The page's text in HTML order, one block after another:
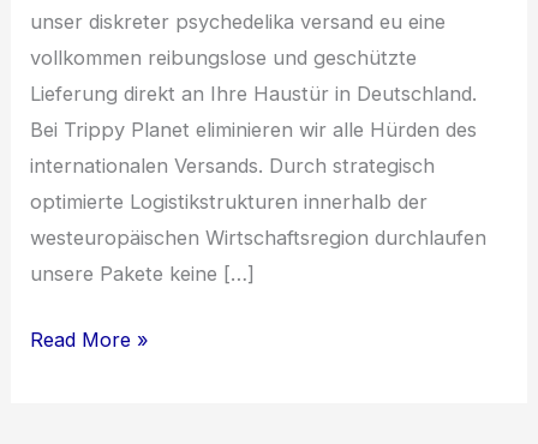
unser diskreter psychedelika versand eu eine
vollkommen reibungslose und geschützte
Lieferung direkt an Ihre Haustür in Deutschland.
Bei Trippy Planet eliminieren wir alle Hürden des
internationalen Versands. Durch strategisch
optimierte Logistikstrukturen innerhalb der
westeuropäischen Wirtschaftsregion durchlaufen
unsere Pakete keine […]
Read More »